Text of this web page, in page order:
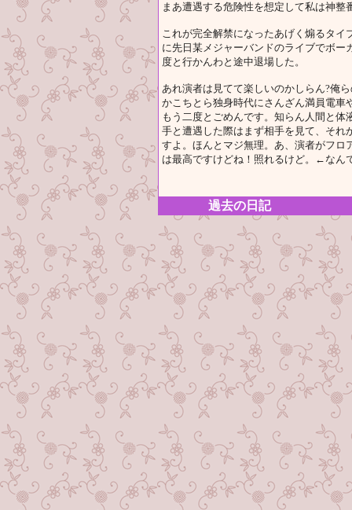
まあ遭遇する危険性を想定して私は神
これが完全解禁になったあげく煽るタ
に先日某メジャーバンドのライブでボ
度と行かんわと途中退場した。
あれ演者は見てて楽しいのかしらん?俺
かこちとら独身時代にさんざん満員電車
もう二度とごめんです。知らん人間と
手と遭遇した際はまず相手を見て、それ
すよ。ほんとマジ無理。あ、演者がフロ
は最高ですけどね！照れるけど。←なん
過去の日記